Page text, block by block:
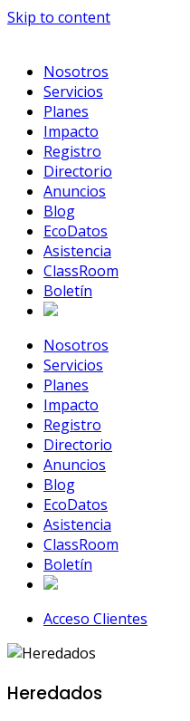
Skip to content
Nosotros
Servicios
Planes
Impacto
Registro
Directorio
Anuncios
Blog
EcoDatos
Asistencia
ClassRoom
Boletín
Nosotros
Servicios
Planes
Impacto
Registro
Directorio
Anuncios
Blog
EcoDatos
Asistencia
ClassRoom
Boletín
Acceso Clientes
Heredados